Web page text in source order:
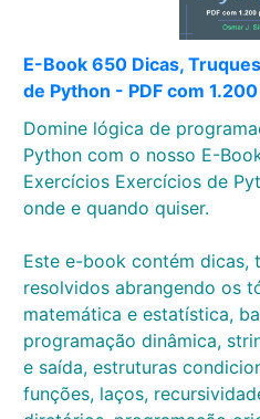
E-Book 650 Dicas,
de Python - PDF com
Domine lógica de
Python com o nosso E-
Exercícios Exercícios de
onde e quando quiser.
Este e-book contém dicas,
resolvidos abrangendo os
matemática e estatística,
programação dinâmica,
e saída, estruturas
funções, laços,